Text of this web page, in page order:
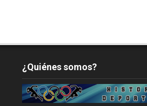
¿Quiénes somos?